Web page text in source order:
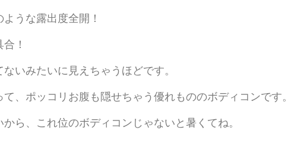
うな露出度全開！
！
いみたいに見えちゃうほどです。
、ポッコリお腹も隠せちゃう優れもののボディコンです。
ら、これ位のボディコンじゃないと暑くてね。